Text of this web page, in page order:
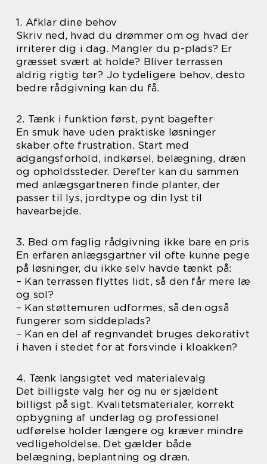
1. Afklar dine behov
Skriv ned, hvad du drømmer om og hvad der
irriterer dig i dag. Mangler du p-plads? Er
græsset svært at holde? Bliver terrassen
aldrig rigtig tør? Jo tydeligere behov, desto
bedre rådgivning kan du få.
2. Tænk i funktion først, pynt bagefter
En smuk have uden praktiske løsninger
skaber ofte frustration. Start med
adgangsforhold, indkørsel, belægning, dræn
og opholdssteder. Derefter kan du sammen
med anlægsgartneren finde planter, der
passer til lys, jordtype og din lyst til
havearbejde.
3. Bed om faglig rådgivning ikke bare en pris
En erfaren anlægsgartner vil ofte kunne pege
på løsninger, du ikke selv havde tænkt på:
– Kan terrassen flyttes lidt, så den får mere læ
og sol?
– Kan støttemuren udformes, så den også
fungerer som siddeplads?
– Kan en del af regnvandet bruges dekorativt
i haven i stedet for at forsvinde i kloakken?
4. Tænk langsigtet ved materialevalg
Det billigste valg her og nu er sjældent
billigst på sigt. Kvalitetsmaterialer, korrekt
opbygning af underlag og professionel
udførelse holder længere og kræver mindre
vedligeholdelse. Det gælder både
belægning, beplantning og dræn.